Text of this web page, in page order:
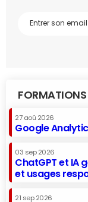
FORMATIONS
27 aoû 2026
Google
03 sep 2026
ChatGPT et IA
et usages
21 sep 2026